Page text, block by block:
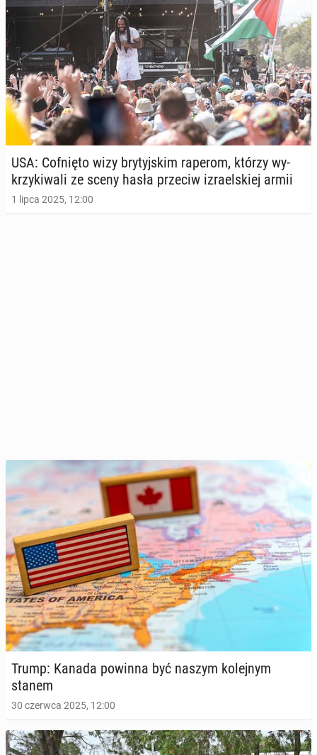
USA: Cof­nię­to wizy bry­tyj­skim raperom, którzy wy­
krzy­ki­wa­li ze sceny hasła przeciw izra­el­skiej armii
1 lipca 2025, 12:00
Trump: Kanada powinna być naszym ko­lej­nym
stanem
30 czerwca 2025, 12:00